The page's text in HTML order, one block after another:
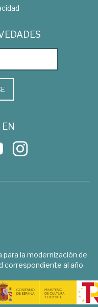
para la modernización de
correspondiente al año